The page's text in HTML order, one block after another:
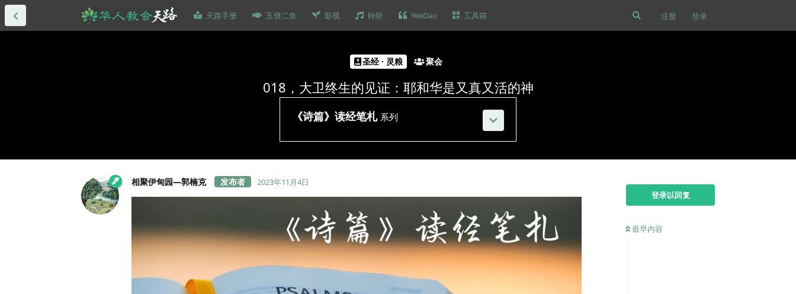
天路手册 五饼二鱼 影视 聆听 YeeDao 工具箱 注册 登录
圣经 · 灵粮 聚会
018，大卫终生的见证：耶和华是又真又活的神
《诗篇》读经笔札 系列
登录以回复
最早内容
相聚伊甸园—郭楠克 2023年11月4日